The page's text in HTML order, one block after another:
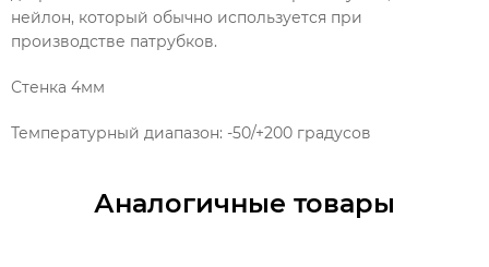
нейлон, который обычно используется при
производстве патрубков.
Стенка 4мм
Температурный диапазон: -50/+200 градусов
Аналогичные товары